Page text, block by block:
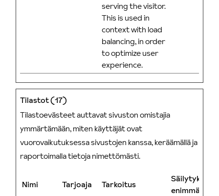
serving the visitor.
This is used in
context with load
balancing, in order
to optimize user
experience.
Tilastot (17)
Tilastoevästeet auttavat sivuston omistajia
ymmärtämään, miten käyttäjät ovat
vuorovaikutuksessa sivustojen kanssa, keräämällä ja
raportoimalla tietoja nimettömästi.
Nimi Tarjoaja Tarkoitus
Säilytyksen